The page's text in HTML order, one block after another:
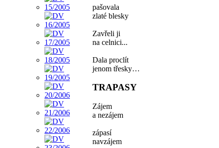
pašovala
zlaté blesky
Zavřeli ji
na celnici...
Dala proclít
jenom třesky…
TRAPASY
Zájem
a nezájem
zápasí
navzájem